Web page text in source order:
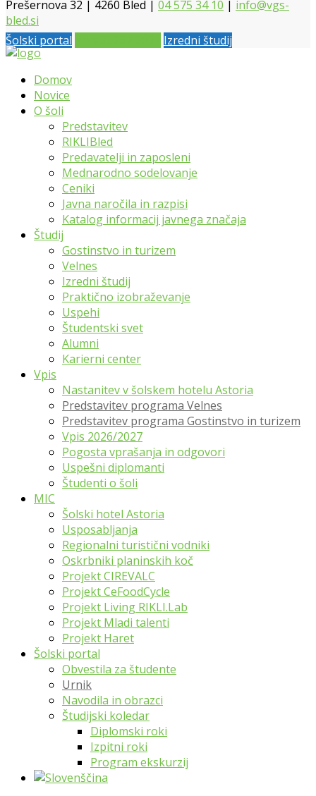
Prešernova 32 | 4260 Bled | 04 575 34 10 | info@vgs-
bled.si
Šolski portal
Izredni študij
Domov
Novice
O šoli
Predstavitev
RIKLIBled
Predavatelji in zaposleni
Mednarodno sodelovanje
Ceniki
Javna naročila in razpisi
Katalog informacij javnega značaja
Študij
Gostinstvo in turizem
Velnes
Izredni študij
Praktično izobraževanje
Uspehi
Študentski svet
Alumni
Karierni center
Vpis
Nastanitev v šolskem hotelu Astoria
Predstavitev programa Velnes
Predstavitev programa Gostinstvo in turizem
Vpis 2026/2027
Pogosta vprašanja in odgovori
Uspešni diplomanti
Študenti o šoli
MIC
Šolski hotel Astoria
Usposabljanja
Regionalni turistični vodniki
Oskrbniki planinskih koč
Projekt CIREVALC
Projekt CeFoodCycle
Projekt Living RIKLI.Lab
Projekt Mladi talenti
Projekt Haret
Šolski portal
Obvestila za študente
Urnik
Navodila in obrazci
Študijski koledar
Diplomski roki
Izpitni roki
Program ekskurzij